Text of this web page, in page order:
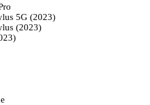
5G (2023)
(2023)